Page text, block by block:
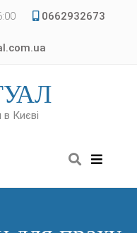
0662932673
Києві